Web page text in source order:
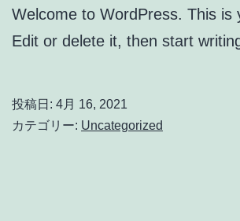
プWelcome to WordPress. This is
Edit or delete it, then start
投稿日: 4月 16, 2021
カテゴリー: Uncategorized